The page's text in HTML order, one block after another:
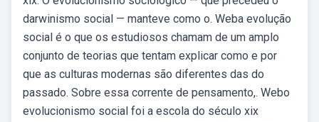
darwinismo social — manteve como o. Weba evolução
social é o que os estudiosos chamam de um amplo
conjunto de teorias que tentam explicar como e por
que as culturas modernas são diferentes das do
passado. Sobre essa corrente de pensamento,. Webo
evolucionismo social foi a escola do século xix